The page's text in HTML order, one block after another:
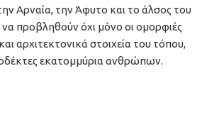
Αρναία, την Άφυτο και το άλσος του
προβληθούν όχι μόνο οι ομορφιές
αρχιτεκτονικά στοιχεία του τόπου,
εκατομμύρια ανθρώπων.